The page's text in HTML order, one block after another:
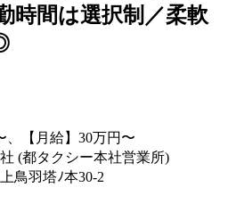
時間は選択制／柔軟
、【月給】30万円〜
(都タクシー本社営業所)
鳥羽塔ﾉ本30-2